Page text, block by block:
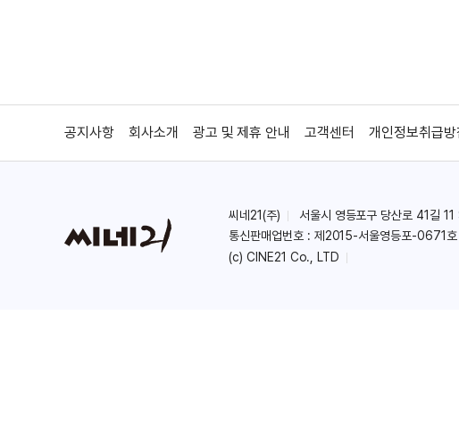
공지사항 회사소개 광고 및 제휴 안내 고객센터 개인정보취급방
씨네21(주) 서울시 영등포구 당산로 41길
통신판매업번호 : 제2015-서울영등포-0671호
(c) CINE21 Co., LTD